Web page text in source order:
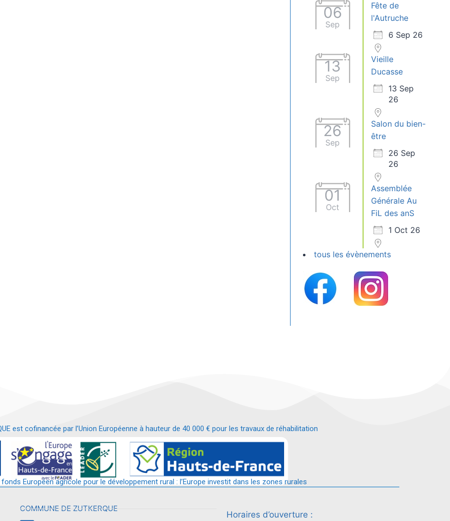
06
Sep
Fête de
l'Autruche
6 Sep 26
13
Sep
Vieille
Ducasse
13 Sep
26
26
Sep
Salon du bien-
être
26 Sep
26
01
Oct
Assemblée
Générale Au
FiL des anS
1 Oct 26
tous les évènements
est cofinancée par l’Union Européenne à hauteur de 40 000 € pour les travaux de réhabilitation
et requalification d’un bâtiment en services et commerces de proximité.
Européen agricole pour le développement rural : l’Europe investit dans les zones rurales
COMMUNE DE ZUTKERQUE
Horaires d’ouverture :